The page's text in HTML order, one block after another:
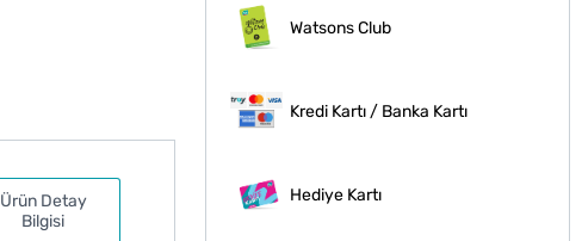
Watsons Club
Kredi Kartı / Banka Kartı
Hediye Kartı
Ürün Detay
Bilgisi